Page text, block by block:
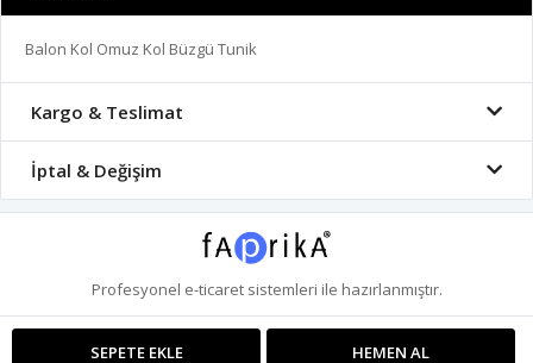
SEPETE EKLE HEMEN AL
Balon Kol Omuz Kol Büzgü Tunik
Kargo & Teslimat
İptal & Değişim
Profesyonel e-ticaretsistemleri ile hazırlanmıştır.